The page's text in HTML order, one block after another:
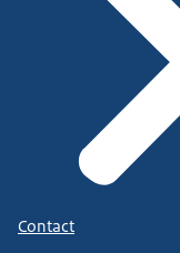
Contact